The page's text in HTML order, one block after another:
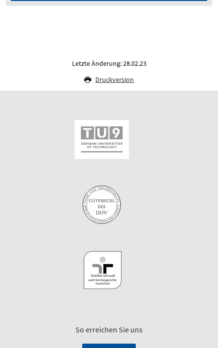
Letzte Änderung: 28.02.23
Druckversion
So erreichen Sie uns